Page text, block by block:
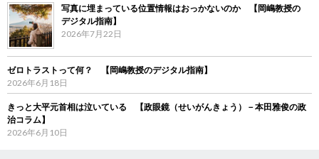
写真に埋まっている位置情報はおっかないのか 【岡嶋教授の
デジタル指南】
2026年7月22日
ゼロトラストって何？ 【岡嶋教授のデジタル指南】
2026年6月18日
きっと大平元首相は泣いている 【政眼鏡（せいがんきょう）－本田雅俊の政
治コラム】
2026年6月10日